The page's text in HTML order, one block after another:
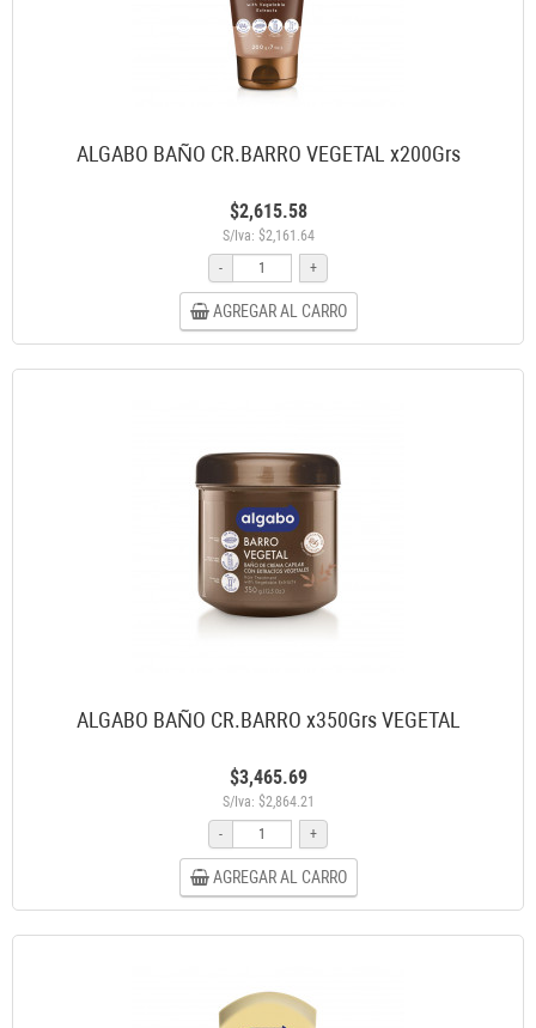
ALGABO BAÑO CR.BARRO VEGETAL x200Grs
$2,615.58
S/Iva: $2,161.64
-
+
AGREGAR AL CARRO
ALGABO BAÑO CR.BARRO x350Grs VEGETAL
$3,465.69
S/Iva: $2,864.21
-
+
AGREGAR AL CARRO